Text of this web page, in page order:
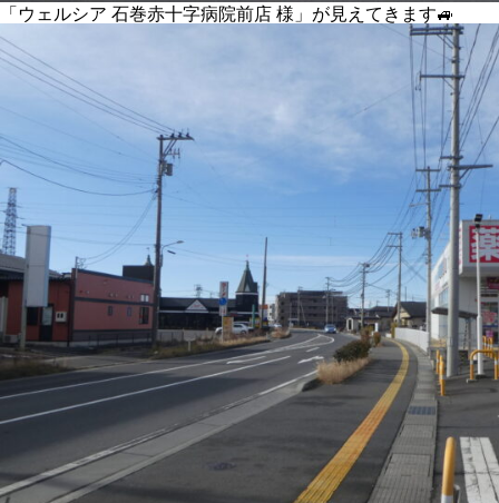
「ウェルシア 石巻赤十字病院前店 様」が見えてきます🚙